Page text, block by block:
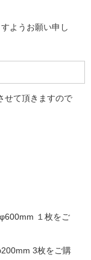
ようお願い申し
せて頂きますので
１枚をご
3枚をご購